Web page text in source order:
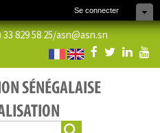
Se connecter
829 58 25/asn@asn.sn